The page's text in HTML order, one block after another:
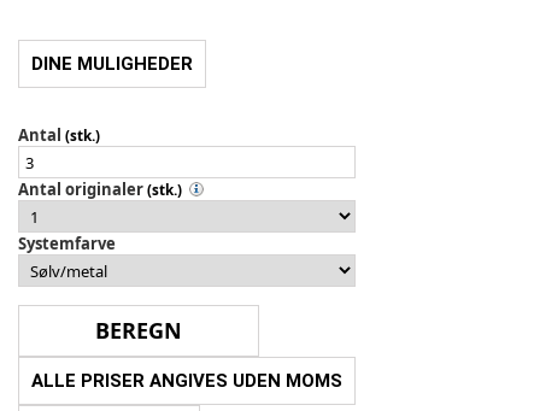
DINE MULIGHEDER
Antal (stk.)
Antal originaler(stk.)
Systemfarve
ALLE PRISER ANGIVES UDEN MOMS